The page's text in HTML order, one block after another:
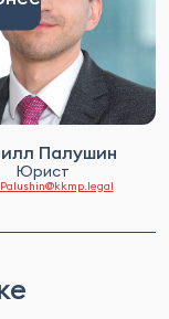
Палушин
Юрист